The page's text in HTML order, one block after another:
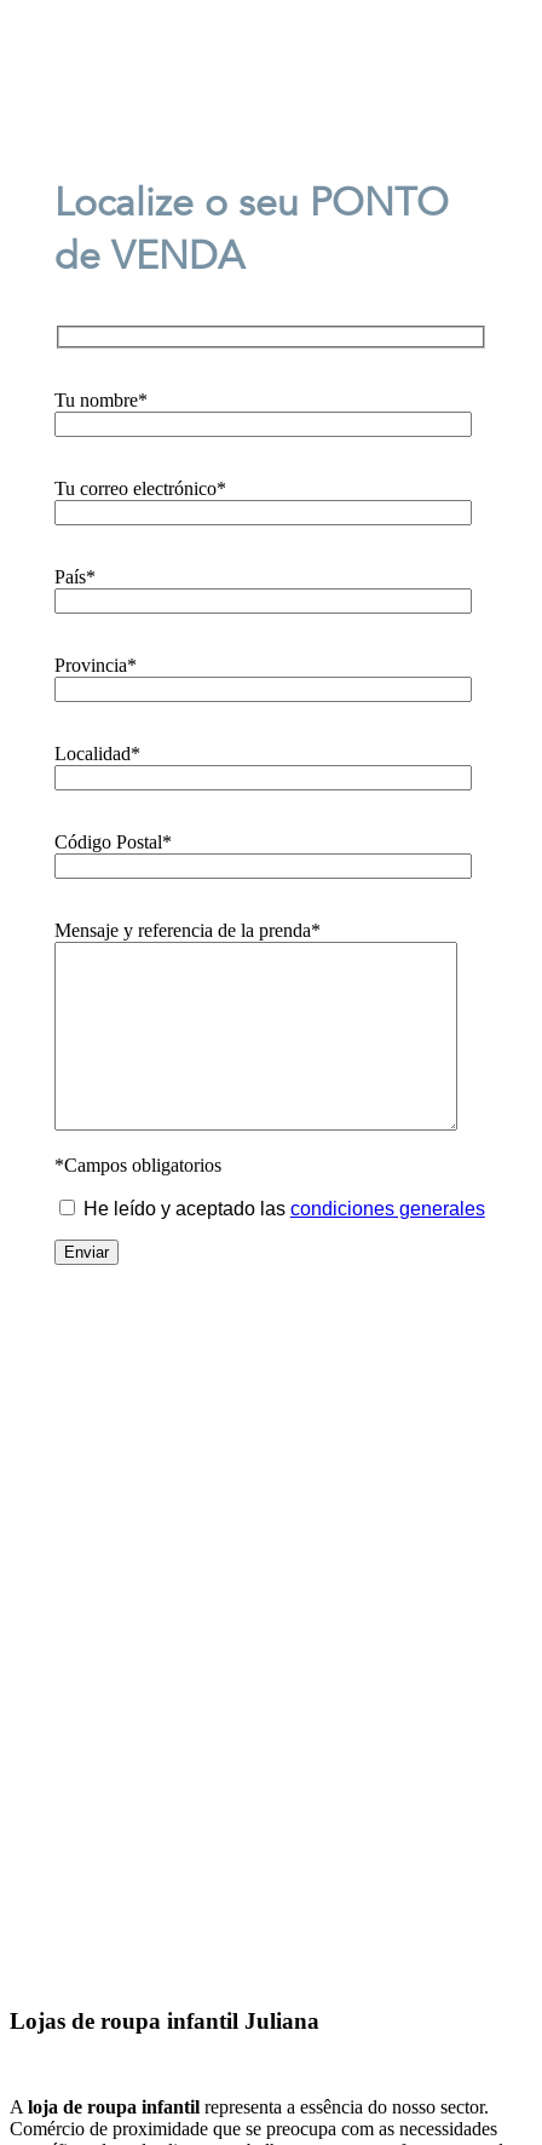
Localize o seu PONTO
de VENDA
Tu nombre*
Tu correo electrónico*
País*
Provincia*
Localidad*
Código Postal*
Mensaje y referencia de la prenda*
*Campos obligatorios
He leído y aceptado las condiciones generales
Lojas de roupa infantil Juliana
A loja de roupa infantil representa a essência do nosso sector.
Comércio de proximidade que se preocupa com as necessidades